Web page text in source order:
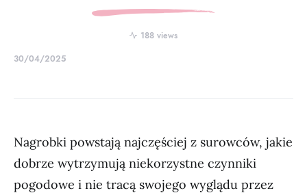
188 views
30/04/2025
Nagrobki powstają najczęściej z surowców, jakie
dobrze wytrzymują niekorzystne czynniki
pogodowe i nie tracą swojego wyglądu przez